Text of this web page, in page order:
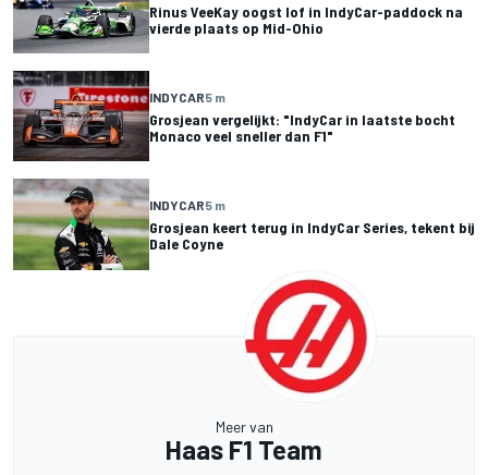
Rinus VeeKay oogst lof in IndyCar-paddock na
vierde plaats op Mid-Ohio
INDYCAR5 m
Grosjean vergelijkt: "IndyCar in laatste bocht
Monaco veel sneller dan F1"
INDYCAR5 m
Grosjean keert terug in IndyCar Series, tekent bij
Dale Coyne
Meer van
Haas F1 Team